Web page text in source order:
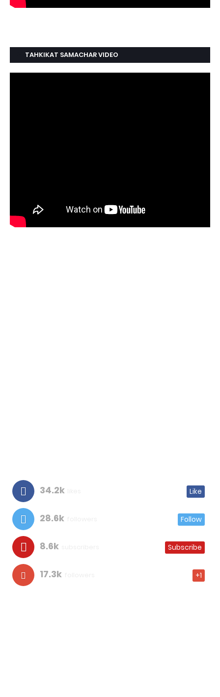
TAHKIKAT SAMACHAR VIDEO
34.2k Like
28.6k Follow
8.6k Subscribe
17.3k +1